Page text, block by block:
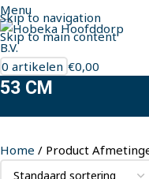
Skip to navigation
Skip to main content
Menu
0 artikelen €0,00
53 CM
Home Product